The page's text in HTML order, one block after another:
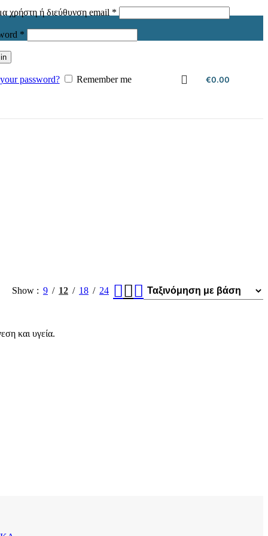
χρήστη ή διεύθυνση email *Απαιτείται
*Απαιτείται
password? Remember me €0.00
Show 9 12 18 24